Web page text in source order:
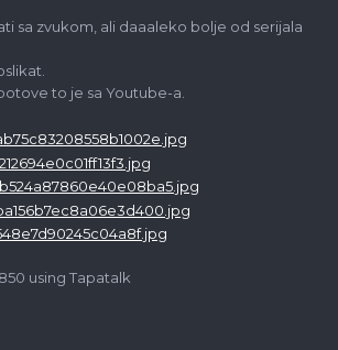
sa zvukom, ali daaaleko bolje od serijala
to je sa Youtube-a.
using Tapatalk